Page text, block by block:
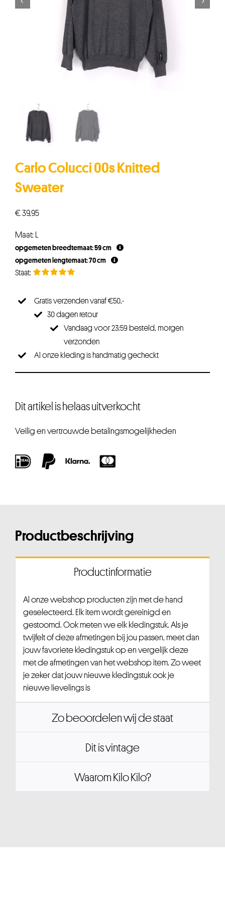
Carlo Colucci 00s Knitted
Sweater
€39,95
Maat: L
opgemeten breedtemaat: 59 cm
opgemeten lengtemaat: 70 cm
Gratis verzenden vanaf €50,-
30 dagen retour
Vandaag voor 23:59 besteld, morgen
verzonden
Al onze kleding is handmatig gecheckt
Dit artikel is helaas uitverkocht
Veilig en vertrouwde betalingsmogelijkheden
Productbeschrijving
Productinformatie
Al onze webshop producten zijn met de hand
geselecteerd. Elk item wordt gereinigd en
gestoomd. Ook meten we elk kledingstuk. Als je
twijfelt of deze afmetingen bij jou passen, meet dan
jouw favoriete kledingstuk op en vergelijk deze
met de afmetingen van het webshop item. Zo weet
je zeker dat jouw nieuwe kledingstuk ook je
nieuwe lievelings is
Zo beoordelen wij de staat
Dit is vintage
Waarom Kilo Kilo?